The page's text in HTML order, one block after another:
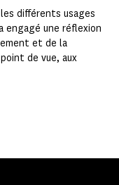
différents usages
engagé une réflexion
et de la
de vue, aux